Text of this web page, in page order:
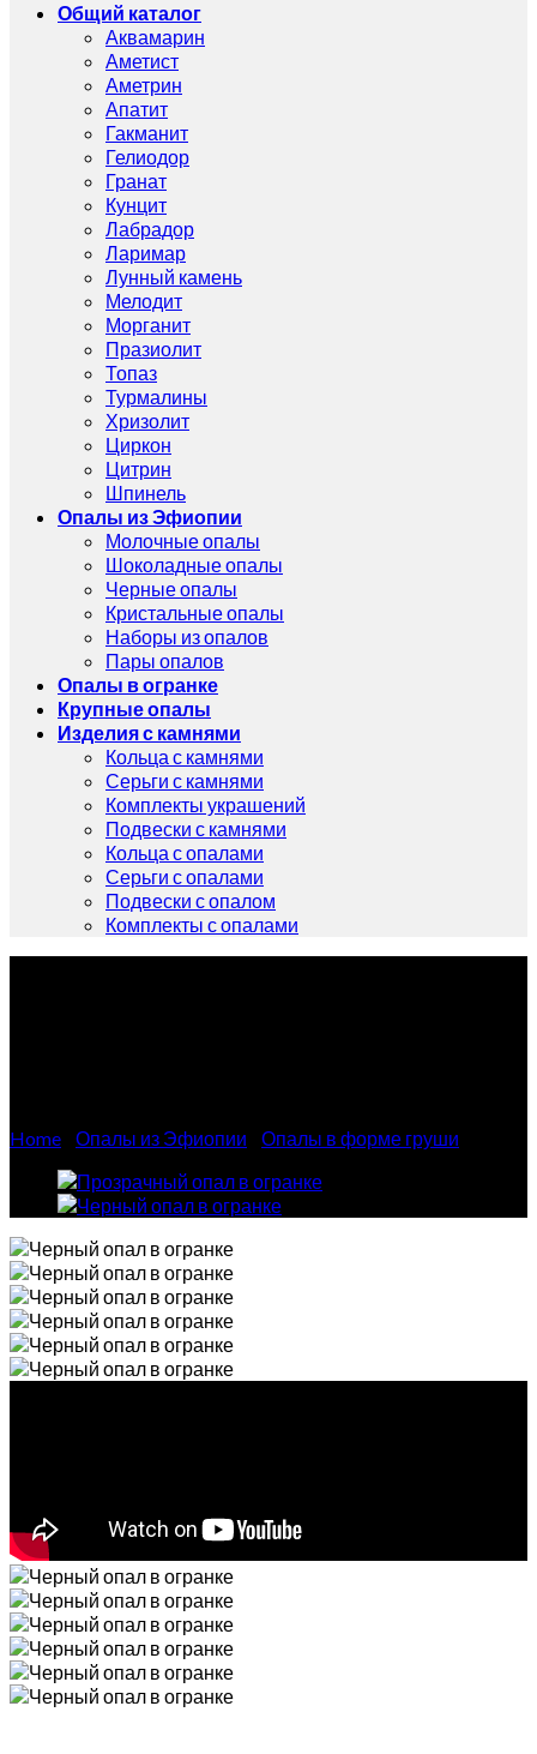
Общий каталог
Аквамарин
Аметист
Аметрин
Апатит
Гакманит
Гелиодор
Гранат
Кунцит
Лабрадор
Ларимар
Лунный камень
Мелодит
Морганит
Празиолит
Топаз
Турмалины
Хризолит
Циркон
Цитрин
Шпинель
Опалы из Эфиопии
Молочные опалы
Шоколадные опалы
Черные опалы
Кристальные опалы
Наборы из опалов
Пары опалов
Опалы в огранке
Крупные опалы
Изделия с камнями
Кольца с камнями
Серьги с камнями
Комплекты украшений
Подвески с камнями
Кольца с опалами
Серьги с опалами
Подвески с опалом
Комплекты с опалами
Home Опалы из Эфиопии Опалы в форме груши